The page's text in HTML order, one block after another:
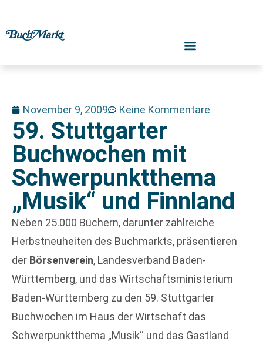
November 9, 2009 Keine Kommentare
59. Stuttgarter
Buchwochen mit
Schwerpunktthema
„Musik“ und Finnland
Neben 25.000 Büchern, darunter zahlreiche
Herbstneuheiten des Buchmarkts, präsentieren
der Börsenverein, Landesverband Baden-
Württemberg, und das Wirtschaftsministerium
Baden-Württemberg zu den 59. Stuttgarter
Buchwochen im Haus der Wirtschaft das
Schwerpunktthema „Musik“ und das Gastland